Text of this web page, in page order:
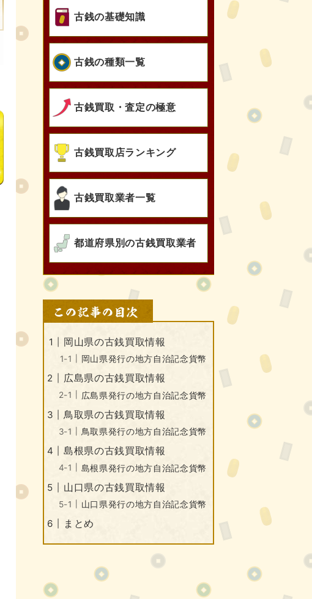
古銭の基礎知識
古銭の種類一覧
古銭買取・査定の極意
古銭買取店ランキング
古銭買取業者一覧
都道府県別の古銭買取業者
岡山県の古銭買取情報
岡山県発行の地方自治記念貨幣
広島県の古銭買取情報
広島県発行の地方自治記念貨幣
鳥取県の古銭買取情報
鳥取県発行の地方自治記念貨幣
島根県の古銭買取情報
島根県発行の地方自治記念貨幣
山口県の古銭買取情報
山口県発行の地方自治記念貨幣
まとめ